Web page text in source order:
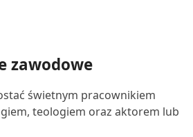
zawodowe
świetnym pracownikiem
teologiem oraz aktorem lub